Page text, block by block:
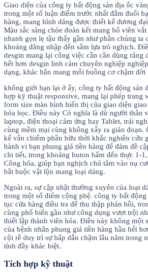
Giao diện của công ty bất động sản địa ốc
trong một số luận điểm trước nhất đắm đuối
hàng, mang hình dáng được thiết kế đương
Màu sắc sáng chóe đoàn kết mang bố viên
nhanh gọn lẹ tậu thấy gần như phần chúng ta
khoảng đăng nhập đến sắm lựa trò nghịch.
desgin mang lại công việc cần cần dùng ráng
hết hơn desgin linh cảm chuyên nghiệp
dạng, khác hẳn mang mỗi buồng cơ chậm đời
không giới hạn lại ở ấy, công ty bất động sản
hợp kỹ thuật responsive, mang lại phép trang
form size màn hình hiển thị của giao diện
hóa học. Điều này Có nghĩa là dù người thân
laptop, điện thoại cảm ứng hay Tablet, trải
cùng mềm mại cùng không xẩy ra gián đoạn.
kế vẫn chiếm phần hữu thời khắc nghiên cứu
hành vi bạn phung giá tiền hàng để đảm đề
chi tiết, trong khoảng buton bấm đến thực 1-
Công hóa, giúp bạn nghịch chú tâm vào nụ
bắt buộc vật lộn mang loại dáng.
Ngoài ra, sự cập nhật thường xuyên của loại
trong một số điểm cộng phệ. công ty bất
tục cửa hàng điều tra để thu thập phản hồi,
cùng phổ biến gần như công dụng vượt trội
thiết lập thành viên hóa. Điều này không một
của bệnh nhân phung giá tiền hàng hầu hết
cội rễ duy trì sự hấp dẫn chậm lâu năm trong
tính đầy khác biệt.
Tích hợp kỹ thuật